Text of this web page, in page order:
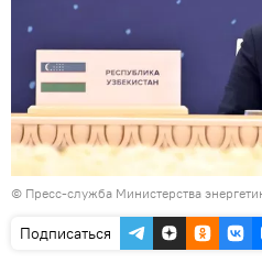
© Пресс-служба Министерства
Подписаться